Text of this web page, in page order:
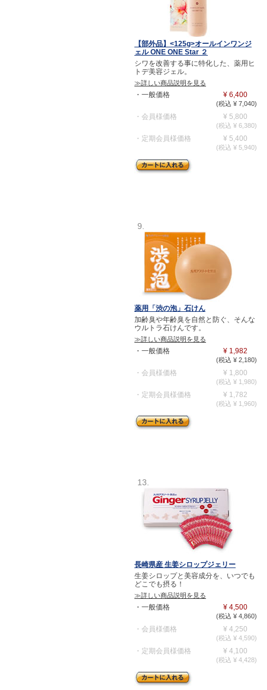
【部外品】<125g>オールインワンジ
ェル ONE ONE Star ２
シワを改善する事に特化した、薬用ヒ
トデ美容ジェル。
≫詳しい商品説明を見る
・一般価格 ¥ 6,400
(税込 ¥ 7,040)
・会員様価格 ¥ 5,800
(税込 ¥ 6,380)
・定期会員様価格 ¥ 5,400
(税込 ¥ 5,940)
9.
薬用「渋の泡」石けん
加齢臭や年齢臭を自然と防ぐ、そんな
ウルトラ石けんです。
≫詳しい商品説明を見る
・一般価格 ¥ 1,982
(税込 ¥ 2,180)
・会員様価格 ¥ 1,800
(税込 ¥ 1,980)
・定期会員様価格 ¥ 1,782
(税込 ¥ 1,960)
13.
長崎県産 生姜シロップジェリー
生姜シロップと美容成分を、いつでも
どこでも摂る！
≫詳しい商品説明を見る
・一般価格 ¥ 4,500
(税込 ¥ 4,860)
・会員様価格 ¥ 4,250
(税込 ¥ 4,590)
・定期会員様価格 ¥ 4,100
(税込 ¥ 4,428)